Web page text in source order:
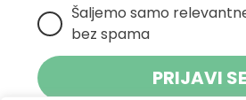
Šaljemo samo
bez spama
PRIJAVI SE